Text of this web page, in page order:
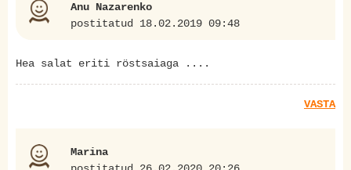
Anu Nazarenko
postitatud 18.02.2019 09:48
Hea salat eriti röstsaiaga ....
VASTA
Marina